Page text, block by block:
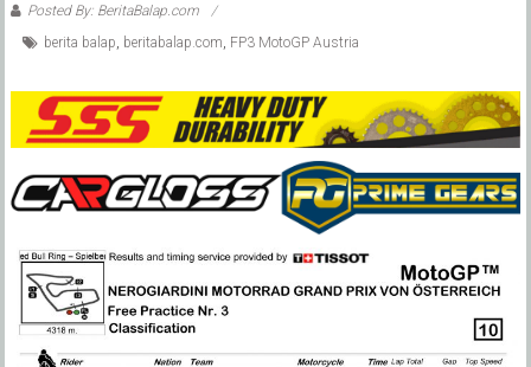
Posted By: BeritaBalap.com
berita balap, beritabalap.com, FP3 MotoGP Austria